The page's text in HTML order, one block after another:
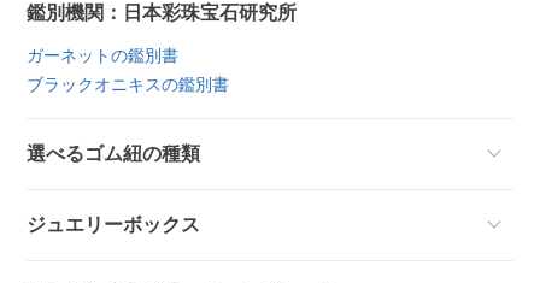
鑑別機関：日本彩珠宝石研究所
ガーネットの鑑別書
ブラックオニキスの鑑別書
選べるゴム紐の種類
ジュエリーボックス